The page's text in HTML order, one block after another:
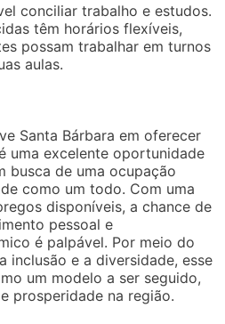
conciliar trabalho e estudos.
têm horários flexíveis,
possam trabalhar em turnos
aulas.
Santa Bárbara em oferecer
uma excelente oportunidade
busca de uma ocupação
como um todo. Com uma
disponíveis, a chance de
pessoal e
é palpável. Por meio do
inclusão e a diversidade, esse
um modelo a ser seguido,
prosperidade na região.